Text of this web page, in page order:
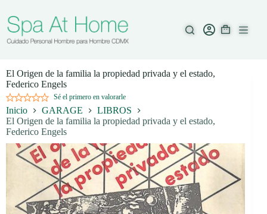
contenido
El Origen de la familia la propiedad privada y el estado,
Federico Engels
Sé el primero en valorarle
Inicio GARAGE
LIBROS
El Origen de la familia la propiedad privada y el estado,
Federico Engels